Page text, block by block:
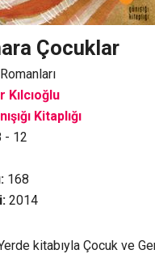
Çocuklar
Kılcıoğlu
Kitaplığı
12
168
2014
kitabıyla Çocuk ve